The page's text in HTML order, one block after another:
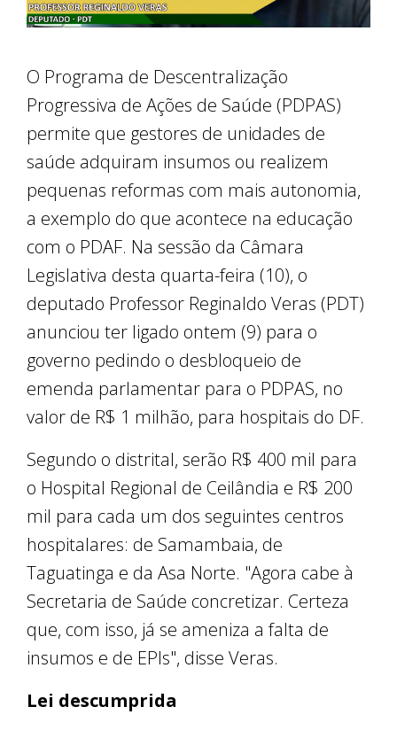
O Programa de Descentralização
Progressiva de Ações de Saúde (PDPAS)
permite que gestores de unidades de
saúde adquiram insumos ou realizem
pequenas reformas com mais autonomia,
a exemplo do que acontece na educação
com o PDAF. Na sessão da Câmara
Legislativa desta quarta-feira (10), o
deputado Professor Reginaldo Veras (PDT)
anunciou ter ligado ontem (9) para o
governo pedindo o desbloqueio de
emenda parlamentar para o PDPAS, no
valor de R$ 1 milhão, para hospitais do DF.
Segundo o distrital, serão R$ 400 mil para
o Hospital Regional de Ceilândia e R$ 200
mil para cada um dos seguintes centros
hospitalares: de Samambaia, de
Taguatinga e da Asa Norte. "Agora cabe à
Secretaria de Saúde concretizar. Certeza
que, com isso, já se ameniza a falta de
insumos e de EPIs", disse Veras.
Lei descumprida